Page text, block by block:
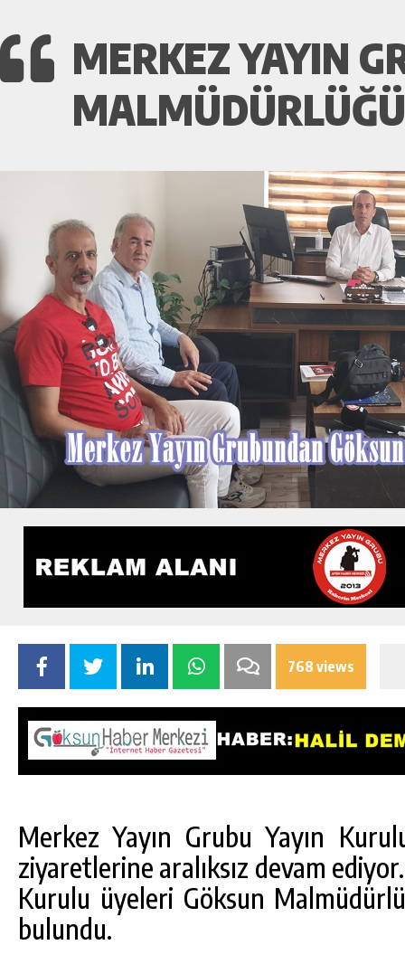
MERKEZ YAYIN
768 views
Merkez Yayın Grubu Yayın
ziyaretlerine aralıksız devam
Kurulu üyeleri Göksun
bulundu.